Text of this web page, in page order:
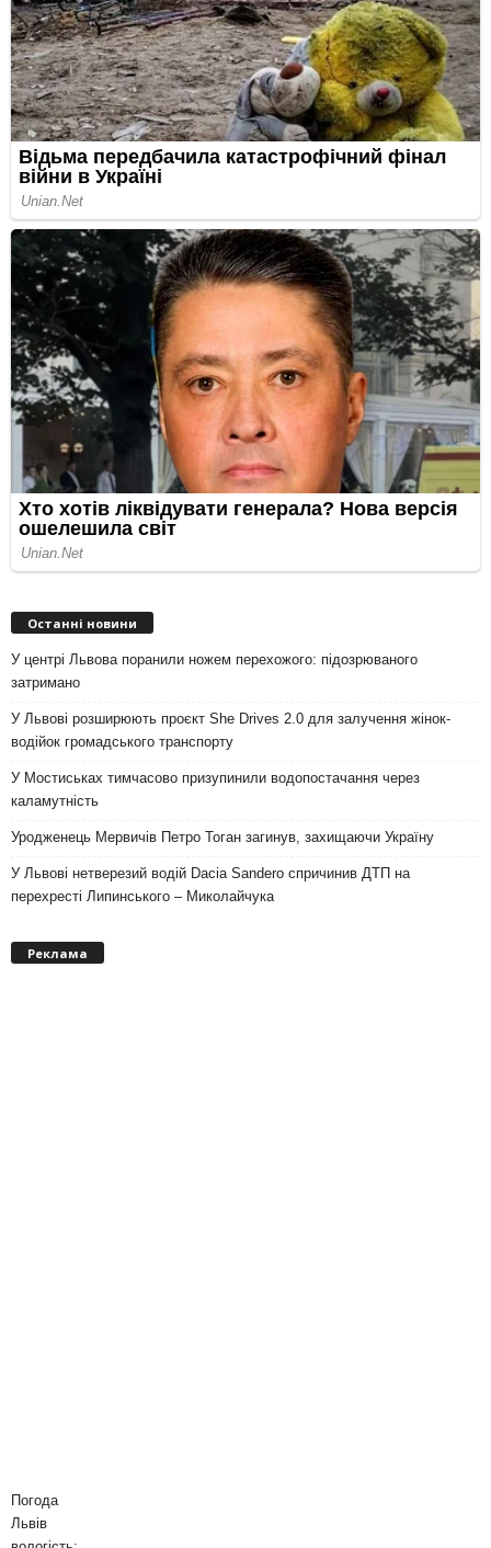
Останні новини
У центрі Львова поранили ножем перехожого: підозрюваного
затримано
У Львові розширюють проєкт She Drives 2.0 для залучення жінок-
водійок громадського транспорту
У Мостиськах тимчасово призупинили водопостачання через
каламутність
Уродженець Мервичів Петро Тоган загинув, захищаючи Україну
У Львові нетверезий водій Dacia Sandero спричинив ДТП на
перехресті Липинського – Миколайчука
Реклама
Погода
Львів